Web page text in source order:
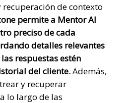
de contexto
permite a Mentor AI
preciso de cada
detalles relevantes
respuestas estén
del cliente.Además,
y recuperar
lo largo de las